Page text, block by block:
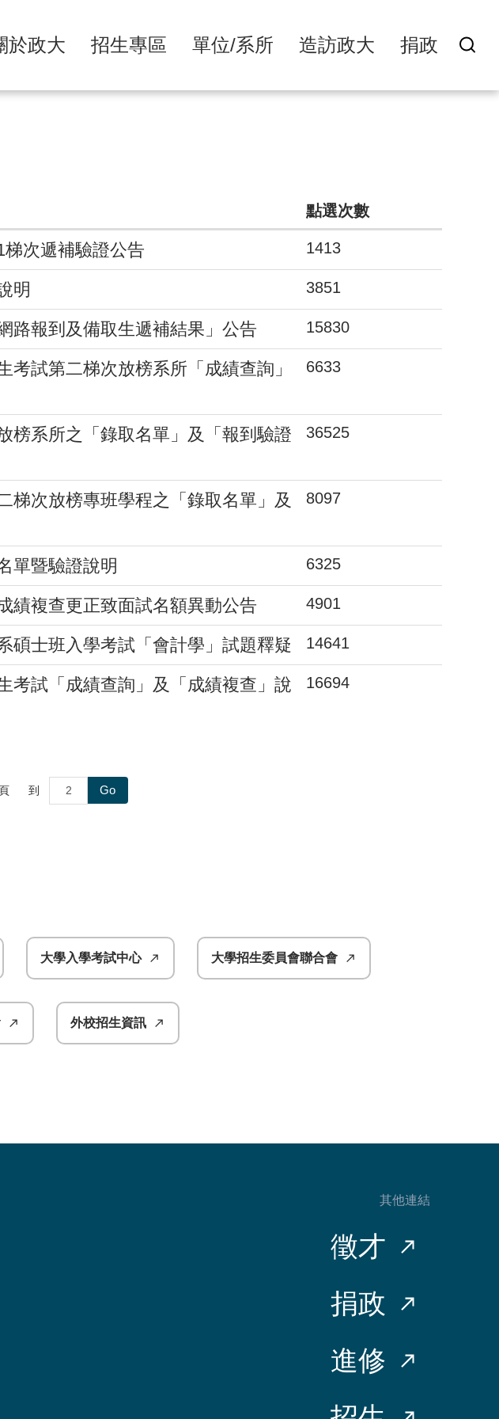
於政大 招生專區 單位/系所 造訪政大 捐政
點選次數
次遞補驗證公告 1413
明 3851
路報到及備取生遞補結果」公告 15830
試第二梯次放榜系所「成績查詢」
6633
榜系所之「錄取名單」及「報到驗證
36525
梯次放榜專班學程之「錄取名單」及
8097
單暨驗證說明 6325
績複查更正致面試名額異動公告 4901
碩士班入學考試「會計學」試題釋疑 14641
考試「成績查詢」及「成績複查」說
16694
到 Go
大學入學考試中心 大學招生委員會聯合會
外校招生資訊
其他連結
徵才
捐政
進修